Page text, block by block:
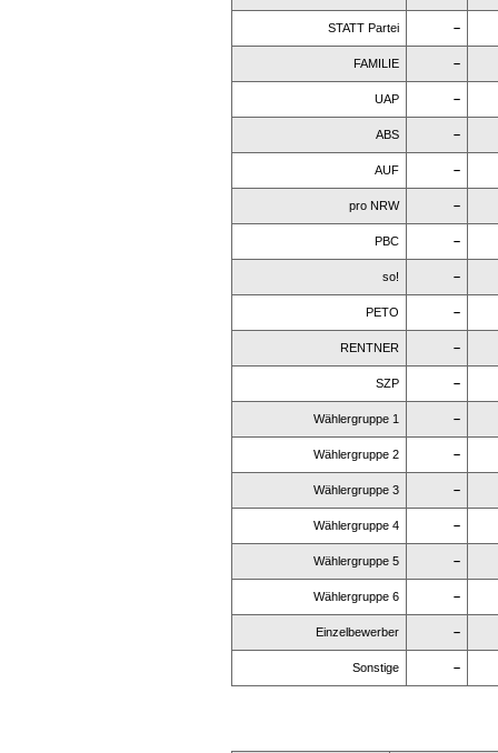
STATT Partei –
FAMILIE –
UAP –
ABS –
AUF –
pro NRW –
PBC –
so! –
PETO –
RENTNER –
SZP –
Wählergruppe 1 –
Wählergruppe 2 –
Wählergruppe 3 –
Wählergruppe 4 –
Wählergruppe 5 –
Wählergruppe 6 –
Einzelbewerber –
Sonstige –